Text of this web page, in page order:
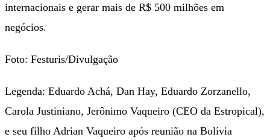
internacionais e gerar mais de R$ 500 milhões em
negócios.
Foto: Festuris/Divulgação
Legenda: Eduardo Achá, Dan Hay, Eduardo Zorzanello,
Carola Justiniano, Jerônimo Vaqueiro (CEO da Estropical),
e seu filho Adrian Vaqueiro após reunião na Bolívia